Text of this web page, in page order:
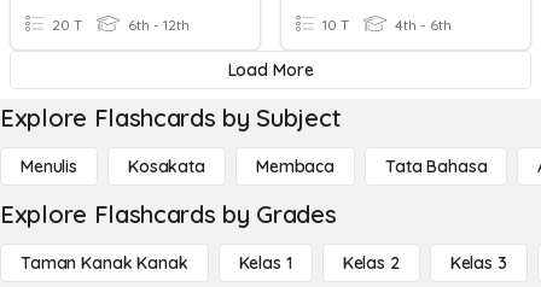
20 T 6th - 12th 10 T 4th - 6th
Load More
Explore Flashcards by Subject
Menulis Kosakata Membaca Tata Bahasa
Explore Flashcards by Grades
Taman Kanak Kanak Kelas 1 Kelas 2 Kelas 3